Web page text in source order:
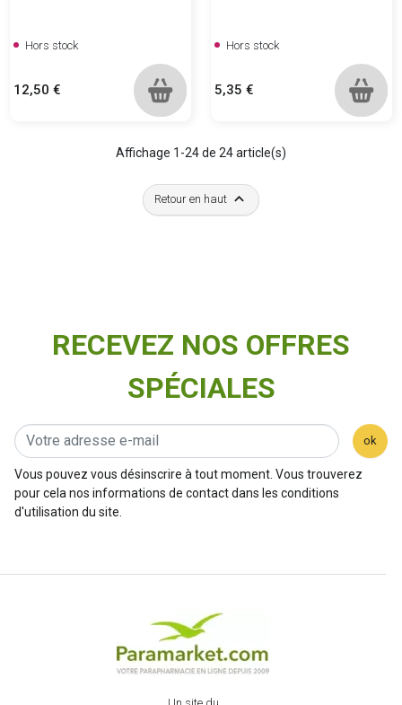
Hors stock
Prix
12,50 €
Hors stock
Prix
5,35 €
Affichage 1-24 de 24 article(s)
Retour en haut 
RECEVEZ NOS OFFRES
SPÉCIALES
ok
Vous pouvez vous désinscrire à tout moment. Vous trouverez
pour cela nos informations de contact dans les conditions
d'utilisation du site.